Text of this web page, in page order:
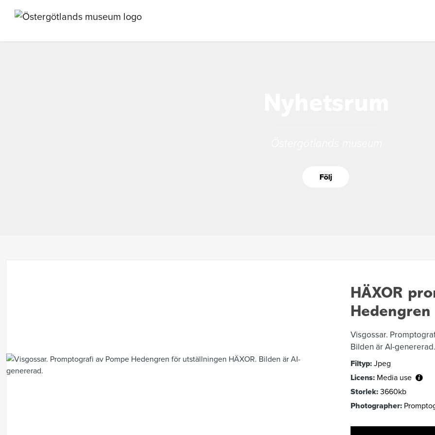
Följ
HÄXOR
Visgossar.
Bilden är AI-genererad.
Filtyp: Jpeg
Licens: Media use
Storlek: 3660kb
Photographer: